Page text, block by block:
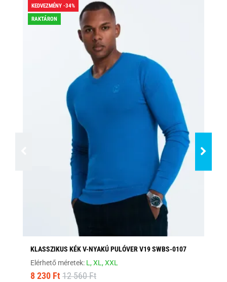
KEDVEZMÉNY -34%
RAKTÁRON
KLASSZIKUS KÉK V-NYAKÚ PULÓVER V19 SWBS-0107
Elérhető méretek: L,XL,XXL
8 230 Ft 12 560 Ft